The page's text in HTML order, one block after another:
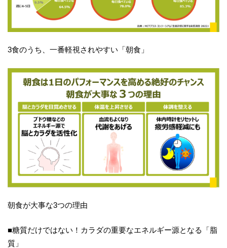
3食のうち、一番軽視されやすい「朝食」
朝食が大事な3つの理由
■糖質だけではない！カラダの重要なエネルギー源となる「脂
質」